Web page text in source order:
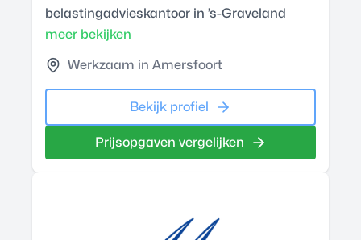
belastingadvieskantoor in ’s-Graveland
meer bekijken
Werkzaam in Amersfoort
Bekijk profiel
Prijsopgaven vergelijken